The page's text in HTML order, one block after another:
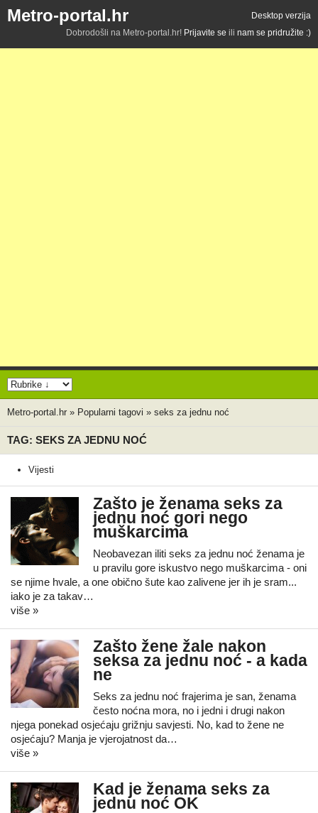
Metro-portal.hr
Desktop verzija
Dobrodošli na Metro-portal.hr! Prijavite se ili nam se pridružite :)
Metro-portal.hr » Popularni tagovi » seks za jednu noć
TAG: SEKS ZA JEDNU NOĆ
Vijesti
Zašto je ženama seks za
jednu noć gori nego
muškarcima
Neobavezan iliti seks za jednu noć ženama je
u pravilu gore iskustvo nego muškarcima - oni
se njime hvale, a one obično šute kao zalivene jer ih je sram...
iako je za takav…
više »
Zašto žene žale nakon
seksa za jednu noć - a kada
ne
Seks za jednu noć frajerima je san, ženama
često noćna mora, no i jedni i drugi nakon
njega ponekad osjećaju grižnju savjesti. No, kad to žene ne
osjećaju? Manja je vjerojatnost da…
više »
Kad je ženama seks za
jednu noć OK